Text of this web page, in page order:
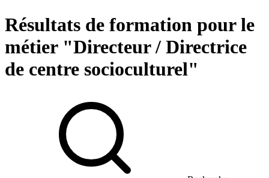
Résultats de formation pour le
métier "Directeur / Directrice
de centre socioculturel"